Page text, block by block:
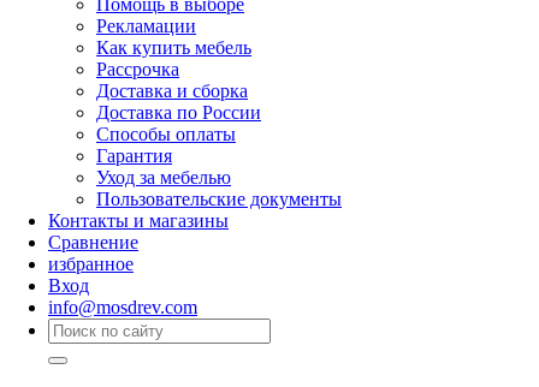
Помощь в выборе
Рекламации
Как купить мебель
Рассрочка
Доставка и сборка
Доставка по России
Способы оплаты
Гарантия
Уход за мебелью
Пользовательские документы
Контакты и магазины
Сравнение
избранное
Вход
info@mosdrev.com